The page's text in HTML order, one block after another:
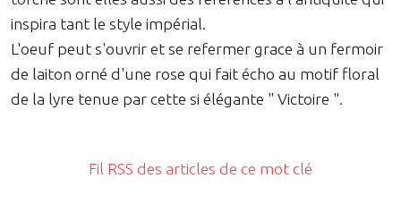
inspira tant le style impérial.
L'oeuf peut s'ouvrir et se refermer grace à un fermoir
de laiton orné d'une rose qui fait écho au motif floral
de la lyre tenue par cette si élégante " Victoire ".
Fil RSS des articles de ce mot clé